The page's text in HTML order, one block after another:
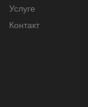
Услуге
Контакт